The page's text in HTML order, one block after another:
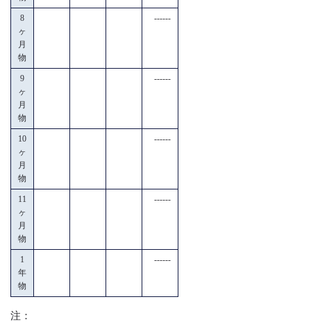
8
ヶ
月
物
------
9
ヶ
月
物
------
10
ヶ
月
物
------
11
ヶ
月
物
------
1
年
物
------
注：